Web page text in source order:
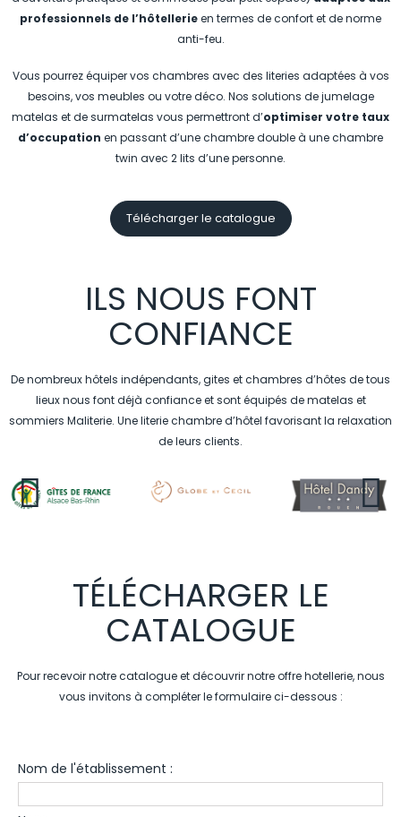
professionnels de l’hôtellerieen termes de confort et de norme
anti-feu.
Vous pourrez équiper vos chambres avec des literies adaptées à vos
besoins, vos meubles ou votre déco. Nos solutions de jumelage
matelas et de surmatelas vous permettront d’optimiser votre taux
d’occupation en passant d’une chambre double à une chambre
twin avec 2 lits d’une personne.
Télécharger le catalogue
ILS NOUS FONT
CONFIANCE
De nombreux hôtels indépendants, gites et chambres d’hôtes de tous
lieux nous font déjà confiance et sont équipés de matelas et
sommiers Maliterie. Une literie chambre d’hôtel favorisant la relaxation
de leurs clients.
TÉLÉCHARGER LE
CATALOGUE
Pour recevoir notre catalogue et découvrir notre offre hotellerie, nous
vous invitons à compléter le formulaire ci-dessous :
Nom de l'établissement :